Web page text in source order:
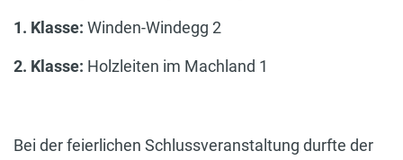
1. Klasse: Winden-Windegg 2
2. Klasse: Holzleiten im Machland 1
Bei der feierlichen Schlussveranstaltung durfte der